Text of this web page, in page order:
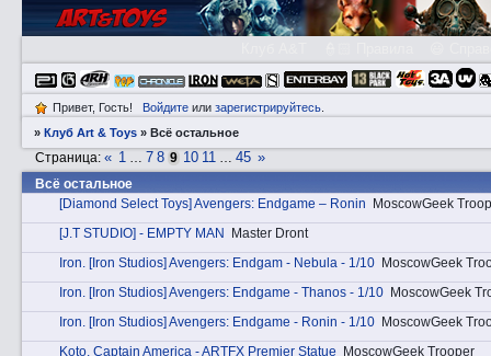
Привет, Гость! Войдитеили зарегистрируйтесь.
»Клуб Art & Toys »Всё остальное
Всё остальное
Страница:« 1 … 7 8 9 10 11 … 45 »
[Diamond Select Toys] Avengers: Endgame – Ronin
MoscowGeek
[J.T STUDIO] - EMPTY MAN
Master Dront
Irоn. [Iron Studios] Avengers: Endgam - Nebula - 1/10 MoscowGeek
Irоn. [Iron Studios] Avengers: Endgame - Thanos - 1/10 MoscowGeek
Irоn. [Iron Studios] Avengers: Endgame - Ronin - 1/10 MoscowGeek
Kotо. Captain America - ARTFX Premier Statue
MoscowGeek Trooper